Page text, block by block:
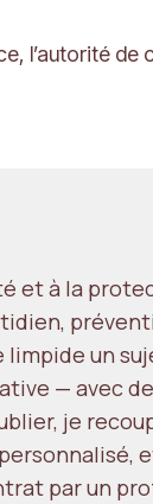
l’autorité de
et à la
un
— avec
je
par un